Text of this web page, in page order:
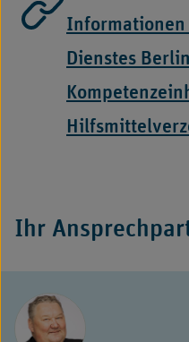
Link,
öffnet
in
neuem
Informationen
Dienstes
Link,
neuem
Ihr